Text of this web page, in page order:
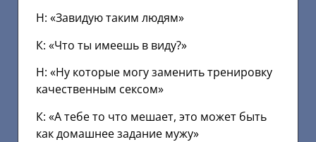
Н: «Завидую таким людям»
К: «Что ты имеешь в виду?»
Н: «Ну которые могу заменить тренировку
качественным сексом»
К: «А тебе то что мешает, это может быть
как домашнее задание мужу»